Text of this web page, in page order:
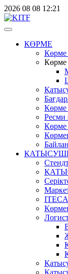
2026 08 08 12:21
КӨРМЕ
Көрме
Көрме
Ресми